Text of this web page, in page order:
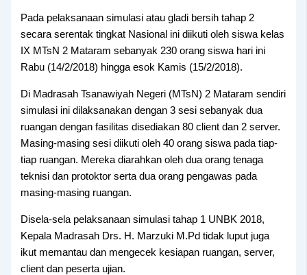
Pada pelaksanaan simulasi atau gladi bersih tahap 2
secara serentak tingkat Nasional ini diikuti oleh siswa kelas
IX MTsN 2 Mataram sebanyak 230 orang siswa hari ini
Rabu (14/2/2018) hingga esok Kamis (15/2/2018).
Di Madrasah Tsanawiyah Negeri (MTsN) 2 Mataram sendiri
simulasi ini dilaksanakan dengan 3 sesi sebanyak dua
ruangan dengan fasilitas disediakan 80 client dan 2 server.
Masing-masing sesi diikuti oleh 40 orang siswa pada tiap-
tiap ruangan. Mereka diarahkan oleh dua orang tenaga
teknisi dan protoktor serta dua orang pengawas pada
masing-masing ruangan.
Disela-sela pelaksanaan simulasi tahap 1 UNBK 2018,
Kepala Madrasah Drs. H. Marzuki M.Pd tidak luput juga
ikut memantau dan mengecek kesiapan ruangan, server,
client dan peserta ujian.